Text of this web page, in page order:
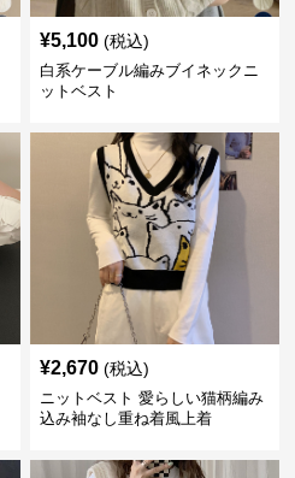
¥5,100 (税込)
白系ケーブル編みブイネックニ
ットベスト
¥2,670 (税込)
ニットベスト 愛らしい猫柄編み
込み袖なし重ね着風上着